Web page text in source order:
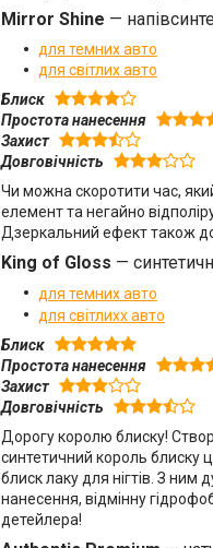
Mirror Shine —
для темних авто
для світлих авто
Блиск
Простота нанесення
Захист
Довговічність
Чи можна скоротити час,
елемент та негайно
Дзеркальний ефект також
King of Gloss —
для темних авто
для світлихх авто
Блиск
Простота нанесення
Захист
Довговічність
Дорогу королю блиску!
синтетичний король блиску
блиск лаку для нігтів. З ним
нанесення, відмінну
детейлера!